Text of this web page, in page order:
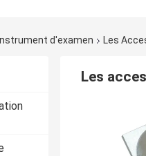
d'examen Les
Les